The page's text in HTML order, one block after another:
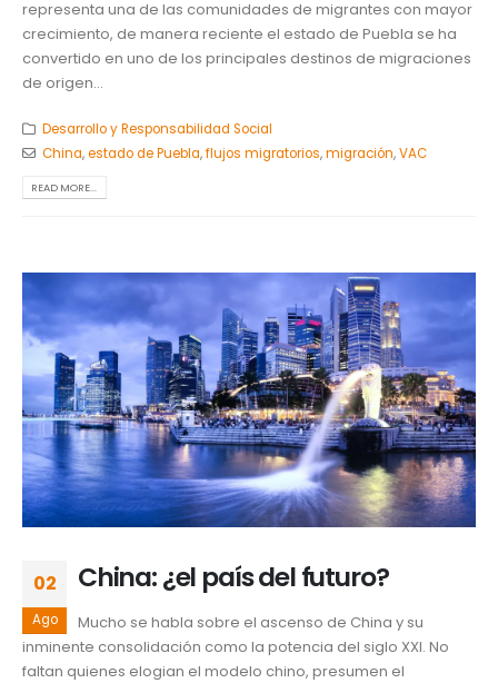
representa una de las comunidades de migrantes con mayor
crecimiento, de manera reciente el estado de Puebla se ha
convertido en uno de los principales destinos de migraciones
de origen...
Desarrollo y Responsabilidad Social
China,estado de Puebla,flujos migratorios,migración,VAC
READ MORE...
02
Ago
China: ¿el país del futuro?
Mucho se habla sobre el ascenso de China y su
inminente consolidación como la potencia del siglo XXI. No
faltan quienes elogian el modelo chino, presumen el